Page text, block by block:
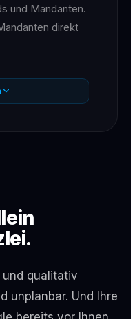
und Mandanten.
direkt
qualitativ
unplanbar. Und Ihre